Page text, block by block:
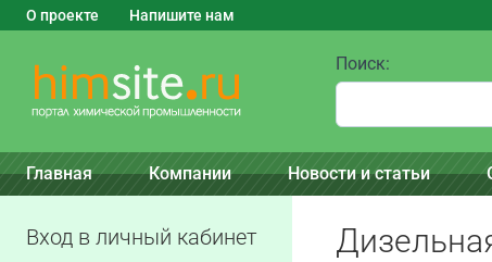
О проекте Напишите нам
Поиск:
Главная Компании Новости и статьи
Вход в личный кабинет